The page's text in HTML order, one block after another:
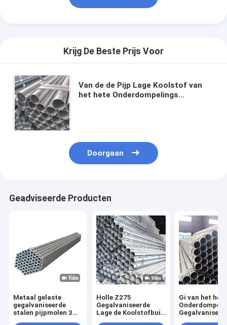
Krijg De Beste Prijs Voor
Van de de Pijp Lage Koolstof van
het hete Onderdompelings
Doorgaan
Geadviseerde Producten
Metaal gelaste
gegalvaniseerde
stalen pijpmolen 3
Holle Z275
Gegalvaniseerde
Lage de Koolstofbuis
Gi van het hete